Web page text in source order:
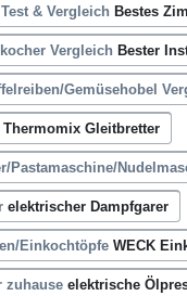
Bestes
Bester
Thermomix Gleitbretter
elektrischer Dampfgarer
WECK
elektrische